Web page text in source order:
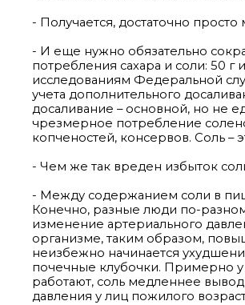
- Получается, достаточно
- И еще нужно обязательно
потребления сахара и соли: 50 г
исследованиям Федеральной
учета дополнительного
досаливание – основной, но не
чрезмерное потребление
копченостей, консервов. Соль –
- Чем же так вреден избыток
- Между содержанием соли в
Конечно, разные люди по-
изменение артериального
организме, таким образом,
неизбежно начинается
почечные клубочки. Примерно у
работают, соль медленнее
давления у лиц пожилого